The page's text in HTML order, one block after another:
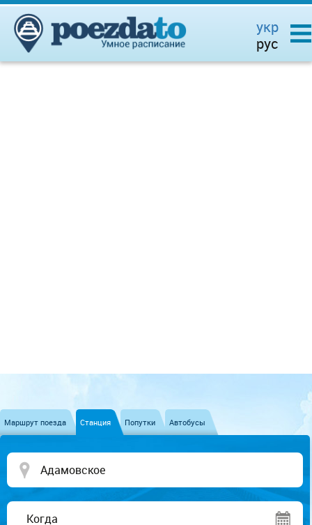
укр
рус
Маршрут поезда Станция Попутки Автобусы